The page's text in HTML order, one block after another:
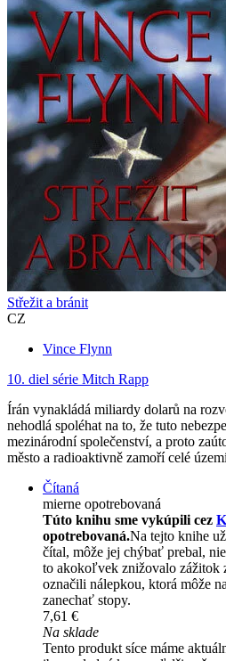
Střežit a bránit
CZ
Vince Flynn
10. diel série Mitch Rapp
Írán vynakládá miliardy dolarů na
nehodlá spoléhat na to, že tuto
mezinárodní společenství, a proto
město a radioaktivně zamoří celé
Čítaná
mierne opotrebovaná
Túto knihu sme vykúpili cez
opotrebovaná.Na tejto knihe
čítal, môže jej chýbať prebal,
to akokoľvek znižovalo zážitok
označili nálepkou, ktorá môže
zanechať stopy.
7,61 €
Na sklade
Tento produkt síce máme